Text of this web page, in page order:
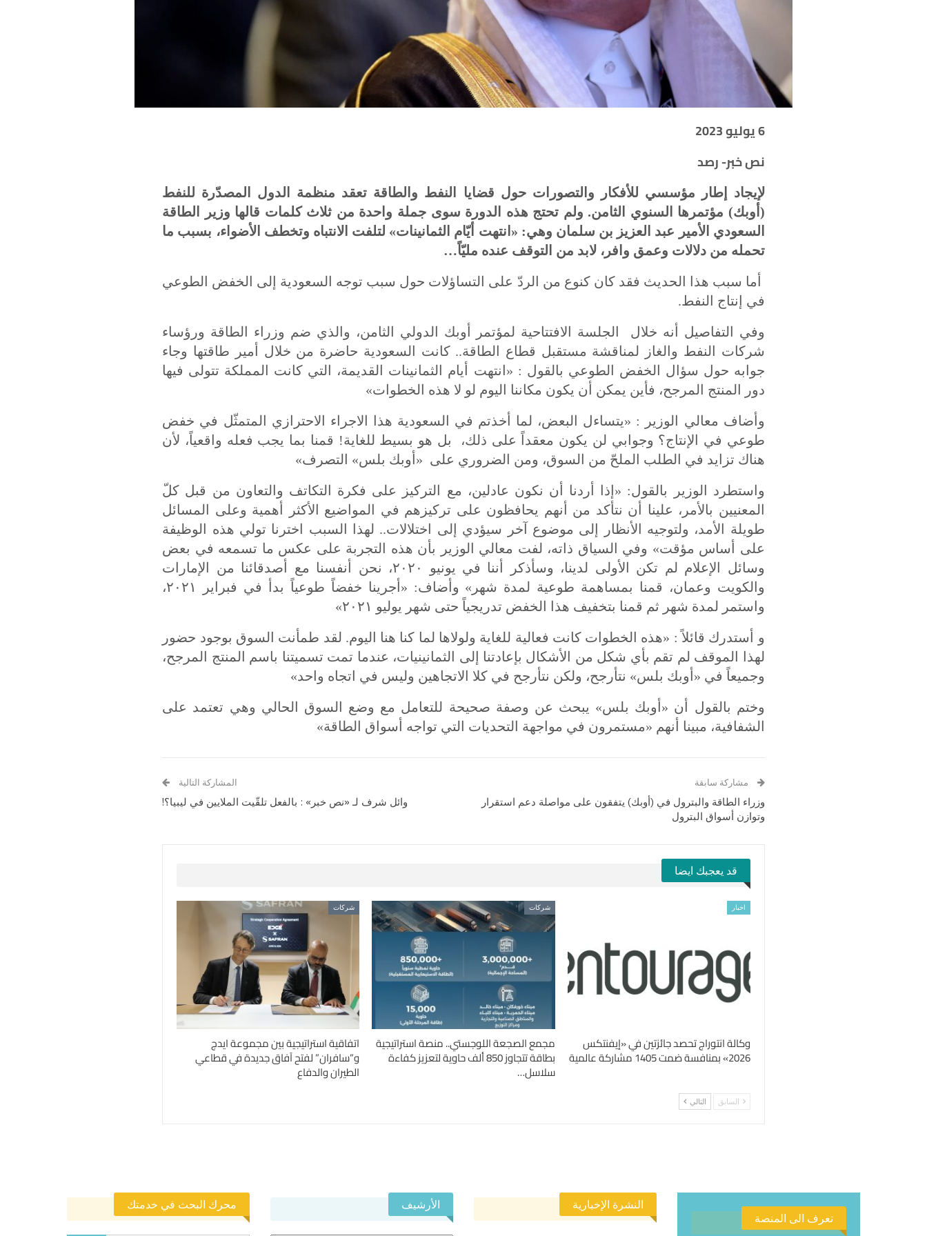
6 يوليو 2023
نص خبر- رصد
لإيجاد إطار مؤسسي للأفكار والتصورات حول قضايا النفط والطاقة تعقد منظمة الدول المصدّرة للنفط
(أوبك) مؤتمرها السنوي الثامن. ولم تحتج هذه الدورة سوى جملة واحدة من ثلاث كلمات قالها وزير الطاقة
السعودي الأمير عبد العزيز بن سلمان وهي: «انتهت أيّام الثمانينات» لتلفت الانتباه وتخطف الأضواء، بسبب ما
تحمله من دلالات وعمق وافر، لابد من التوقف عنده مليّاً…
أما سبب هذا الحديث فقد كان كنوع من الردّ على التساؤلات حول سبب توجه السعودية إلى الخفض الطوعي
في إنتاج النفط.
وفي التفاصيل أنه خلال
الجلسة الافتتاحية لمؤتمر أوبك الدولي الثامن، والذي ضم وزراء الطاقة ورؤساء
شركات النفط والغاز لمناقشة مستقبل قطاع الطاقة.. كانت السعودية حاضرة من خلال أمير طاقتها وجاء
جوابه حول سؤال الخفض الطوعي بالقول : «انتهت أيام الثمانينات القديمة، التي كانت المملكة تتولى فيها
دور المنتج المرجح، فأين يمكن أن يكون مكاننا اليوم لو لا هذه الخطوات»
وأضاف معالي الوزير : «يتساءل البعض، لما أخذتم في السعودية هذا الاجراء الاحترازي المتمثّل في خفض
طوعي في الإنتاج؟ وجوابي لن يكون معقداً على ذلك،
بل هو بسيط للغاية! قمنا بما يجب فعله واقعياً، لأن
هناك تزايد في الطلب الملحّ من السوق، ومن الضروري على «أوبك بلس» التصرف»
واستطرد الوزير بالقول: «إذا أردنا أن نكون عادلين، مع التركيز على فكرة التكاتف والتعاون من قبل كلّ
المعنيين بالأمر، علينا أن نتأكد من أنهم يحافظون على تركيزهم في المواضيع الأكثر أهمية وعلى المسائل
طويلة الأمد، ولتوجيه الأنظار إلى موضوع آخر سيؤدي إلى اختلالات.. لهذا السبب اخترنا تولي هذه الوظيفة
على أساس مؤقت» وفي السياق ذاته، لفت معالي الوزير بأن هذه التجربة على عكس ما تسمعه في بعض
وسائل الإعلام لم تكن الأولى لدينا، وسأذكر أننا في يونيو ٢٠٢٠، نحن أنفسنا مع أصدقائنا من الإمارات
والكويت وعمان، قمنا بمساهمة طوعية لمدة شهر» وأضاف: «أجرينا خفضاً طوعياً بدأ في فبراير ٢٠٢١،
واستمر لمدة شهر ثم قمنا بتخفيف هذا الخفض تدريجياً حتى شهر يوليو ٢٠٢١»
و أستدرك قائلاً : «هذه الخطوات كانت فعالية للغاية ولولاها لما كنا هنا اليوم. لقد طمأنت السوق بوجود حضور
لهذا الموقف لم تقم بأي شكل من الأشكال بإعادتنا إلى الثمانينيات، عندما تمت تسميتنا باسم المنتج المرجح،
وجميعاً في «أوبك بلس» نتأرجح، ولكن نتأرجح في كلا الاتجاهين وليس في اتجاه واحد»
وختم بالقول أن «أوبك بلس» يبحث عن وصفة صحيحة للتعامل مع وضع السوق الحالي وهي تعتمد على
الشفافية، مبينا أنهم «مستمرون في مواجهة التحديات التي تواجه أسواق الطاقة»
مشاركة سابقة
وزراء الطاقة والبترول في (أوبك) يتفقون على مواصلة دعم استقرار
وتوازن أسواق البترول
المشاركة التالية
وائل شرف لـ «نص خبر» : بالفعل تلقّيت الملايين في ليبيا؟!
قد يعجبك ايضا
اخبار
وكالة انتوراج تحصد جائزتين في «إيفنتكس
2026» بمنافسة ضمت 1405 مشاركة عالمية
شركات
مجمع الصجعة اللوجستي.. منصة استراتيجية
بطاقة تتجاوز 850 ألف حاوية لتعزيز كفاءة
سلاسل…
شركات
اتفاقية استراتيجية بين مجموعة ايدج
و”سافران” لفتح آفاق جديدة في قطاعي
الطيران والدفاع
السابق التالي
تعرف الى المنصة
النشرة الإخبارية الأرشيف محرك البحث في خدمتك